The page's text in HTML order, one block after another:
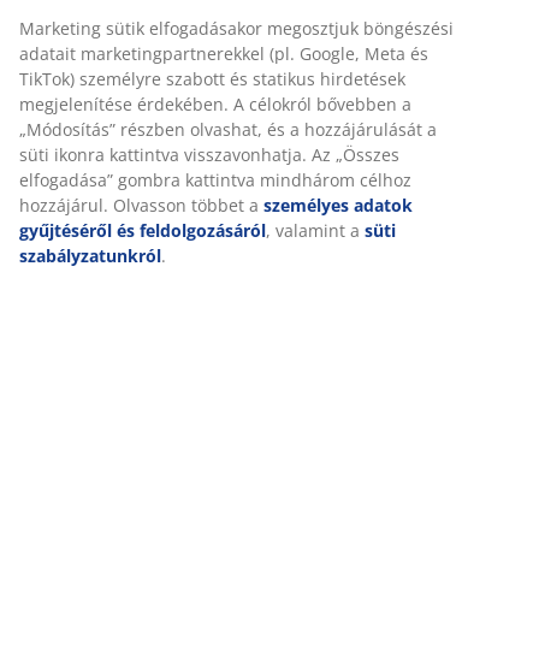
Marketing sütik elfogadásakor megosztjuk böngészési
adatait marketingpartnerekkel (pl. Google, Meta és
TikTok) személyre szabott és statikus hirdetések
megjelenítése érdekében. A célokról bővebben a
„Módosítás” részben olvashat, és a hozzájárulását a
süti ikonra kattintva visszavonhatja. Az „Összes
elfogadása” gombra kattintva mindhárom célhoz
hozzájárul. Olvasson többet a személyes adatok
gyűjtéséről és feldolgozásáról, valamint a süti
szabályzatunkról.